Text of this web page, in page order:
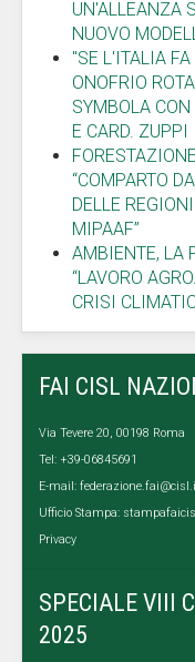
UN'ALLEANZA
NUOVO
"SE L'ITALIA
ONOFRIO
SYMBOLA
E CARD. ZUPPI
“COMPARTO
DELLE
MIPAAF”
AMBIENTE, LA
“LAVORO
CRISI
FAI CISL
Via Tevere 20, 00198 Roma
Tel: +39-06845691
E-mail:
Ufficio Stampa:
Privacy
SPECIALE VIII
2025